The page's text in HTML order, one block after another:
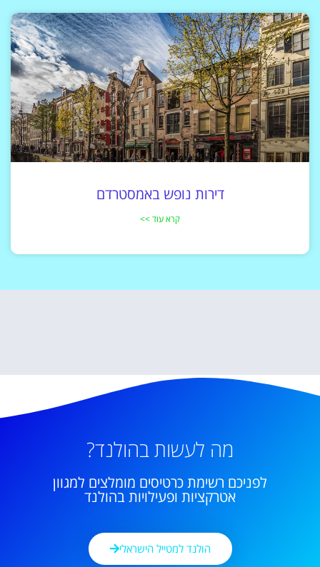
דירות נופש באמסטרדם
קרא עוד >>
מה לעשות בהולנד?
לפניכם רשימת כרטיסים מומלצים למגוון
אטרקציות ופעילויות בהולנד
הולנד למטייל הישראלי